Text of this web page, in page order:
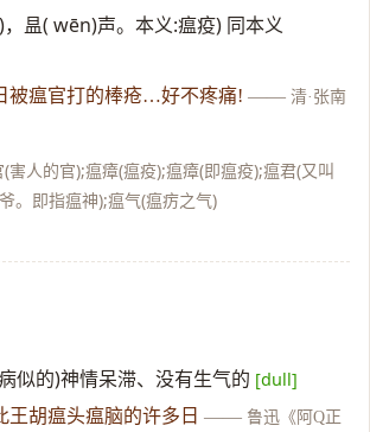
昷( wēn)声。本义:瘟疫) 同本义
被瘟官打的棒疮…好不疼痛! —— 清·张南
(害人的官);瘟瘴(瘟疫);瘟瘴(即瘟疫);瘟君(又叫
。即指瘟神);瘟气(瘟疠之气)
似的)神情呆滞、没有生气的 [dull]
王胡瘟头瘟脑的许多日 —— 鲁迅《阿Q正